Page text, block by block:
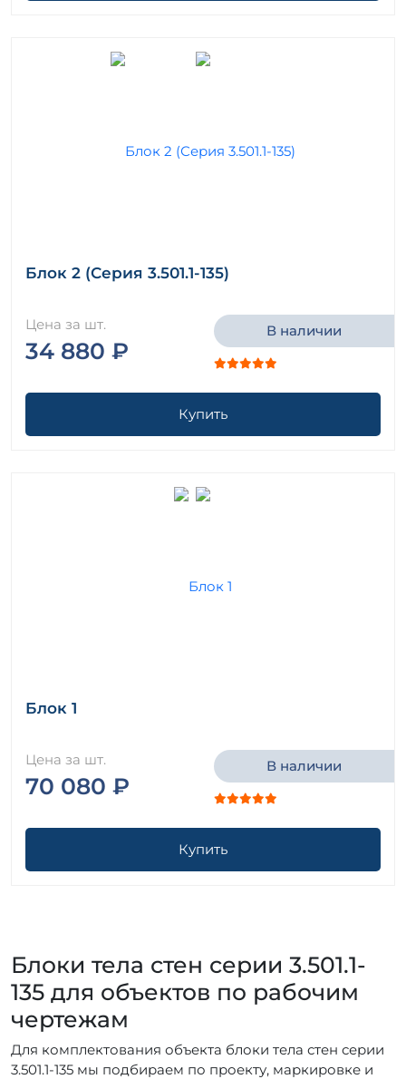
Блок 2 (Серия 3.501.1-135)
Цена за шт.
34 880 ₽
В наличии
Купить
Блок 1
Цена за шт.
70 080 ₽
В наличии
Купить
Блоки тела стен серии 3.501.1-
135 для объектов по рабочим
чертежам
Для комплектования объекта блоки тела стен серии
3.501.1-135 мы подбираем по проекту, маркировке и